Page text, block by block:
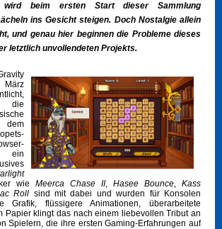
wird beim ersten Start dieser Sammlung
ins Gesicht steigen. Doch Nostalgie allein
und genau hier beginnen die Probleme dieses
letztlich unvollendeten Projekts.
die
dem
wie Meerca Chase II, Hasee Bounce, Kass
Roll sind mit dabei und wurden für Konsolen
Grafik, flüssigere Animationen, überarbeitete
Papier klingt das nach einem liebevollen Tribut an
Spielern, die ihre ersten Gaming-Erfahrungen auf